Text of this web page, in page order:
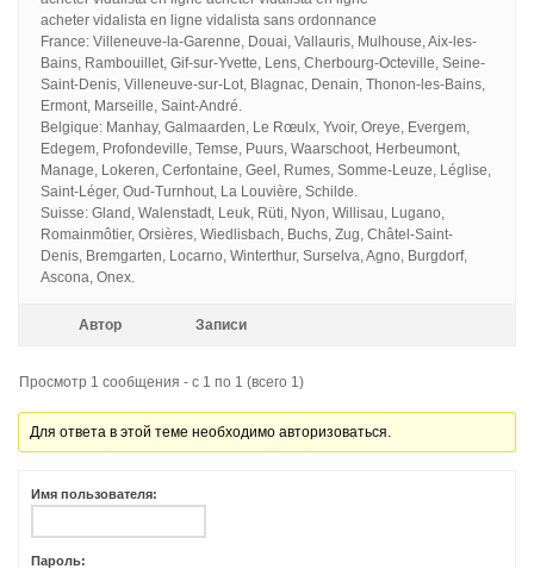
acheter vidalista en ligne vidalista sans ordonnance
France: Villeneuve-la-Garenne, Douai, Vallauris, Mulhouse, Aix-les-
Bains, Rambouillet, Gif-sur-Yvette, Lens, Cherbourg-Octeville, Seine-
Saint-Denis, Villeneuve-sur-Lot, Blagnac, Denain, Thonon-les-Bains,
Ermont, Marseille, Saint-André.
Belgique: Manhay, Galmaarden, Le Rœulx, Yvoir, Oreye, Evergem,
Edegem, Profondeville, Temse, Puurs, Waarschoot, Herbeumont,
Manage, Lokeren, Cerfontaine, Geel, Rumes, Somme-Leuze, Léglise,
Saint-Léger, Oud-Turnhout, La Louvière, Schilde.
Suisse: Gland, Walenstadt, Leuk, Rüti, Nyon, Willisau, Lugano,
Romainmôtier, Orsières, Wiedlisbach, Buchs, Zug, Châtel-Saint-
Denis, Bremgarten, Locarno, Winterthur, Surselva, Agno, Burgdorf,
Ascona, Onex.
Автор Записи
Просмотр 1 сообщения - с 1 по 1 (всего 1)
Для ответа в этой теме необходимо авторизоваться.
Имя пользователя:
Пароль: